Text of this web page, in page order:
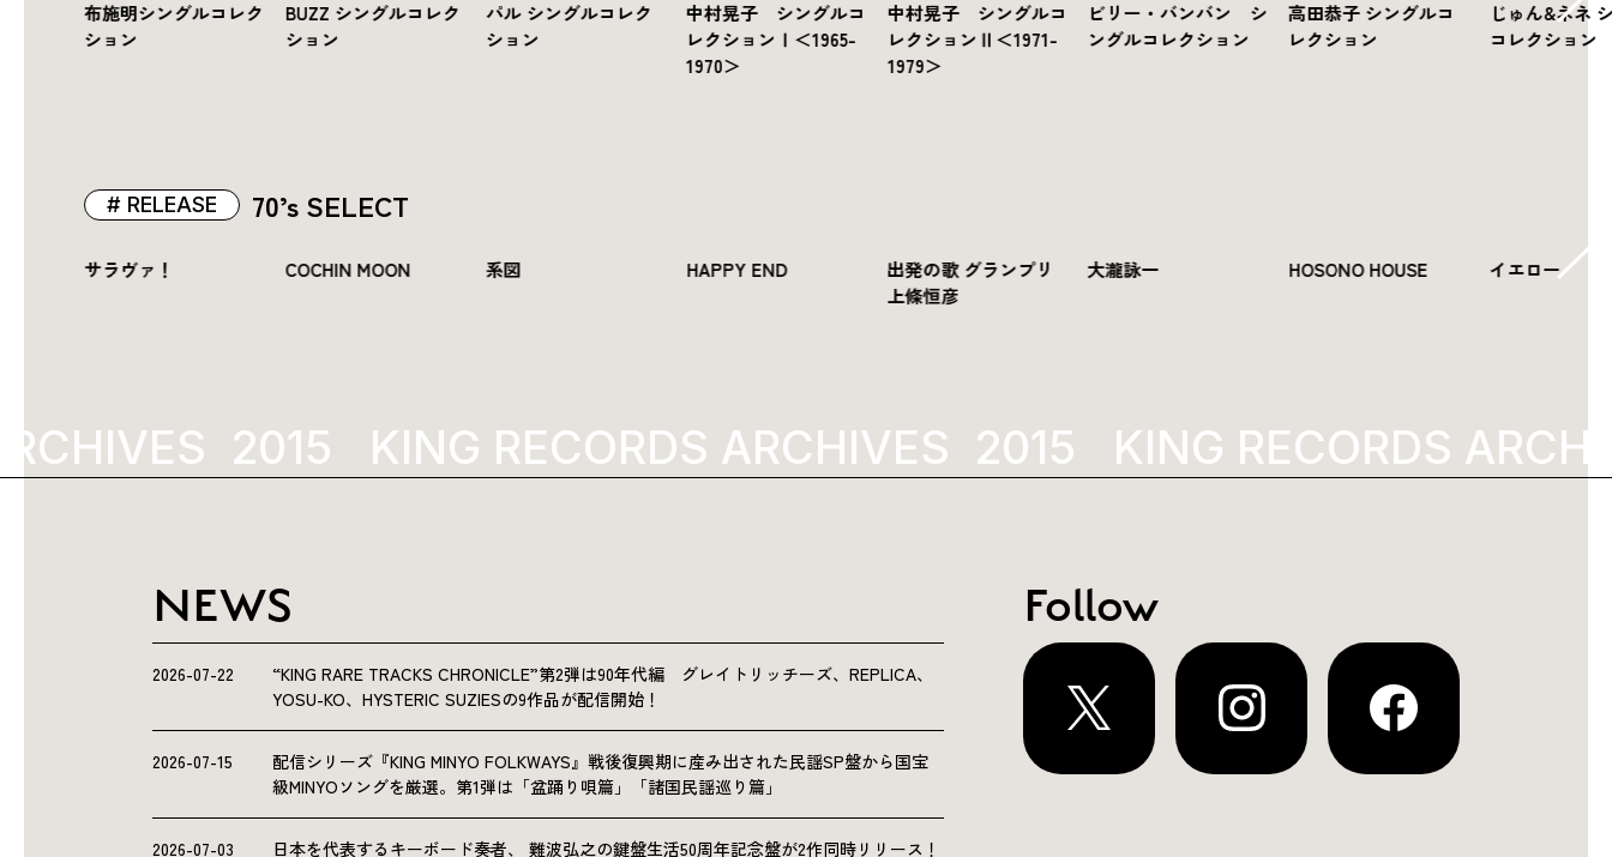
布施明シングルコレク
ション
BUZZ シングルコレク
ション
パル シングルコレク
ション
中村晃子 シングルコ
レクションⅠ＜1965-
1970＞
中村晃子 シングルコ
レクションⅡ＜1971-
1979＞
ビリー・バンバン シ
ングルコレクション
高田恭子 シングルコ
レクション
じゅん&ネネ
コレクション
70’s SELECT
RELEASE
サラヴァ！ COCHIN MOON 系図 HAPPY END
出発の歌 グランプリ
上條恒彦
大瀧詠一 HOSONO HOUSE イエロー
2015 KING RECORDS ARCHIVES 2015 KING RECORDS
NEWS
2026-07-22
“KING RARE TRACKS CHRONICLE”第2弾は90年代編 グレイトリッチーズ、REPLICA、
YOSU-KO、HYSTERIC SUZIESの9作品が配信開始！
2026-07-15
配信シリーズ『KING MINYO FOLKWAYS』戦後復興期に産み出された民謡SP盤から国宝
級MINYOソングを厳選。第1弾は「盆踊り唄篇」「諸国民謡巡り篇」
2026-07-03 日本を代表するキーボード奏者、 難波弘之の鍵盤生活50周年記念盤が2作同時リリース！
Follow